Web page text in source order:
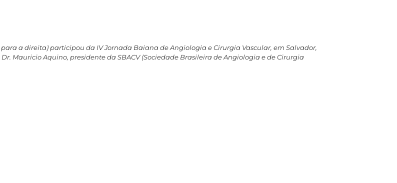
a direita) participou da IV Jornada Baiana de Angiologia e Cirurgia Vascular, em Salvador,
Mauricio Aquino, presidente da SBACV (Sociedade Brasileira de Angiologia e de Cirurgia